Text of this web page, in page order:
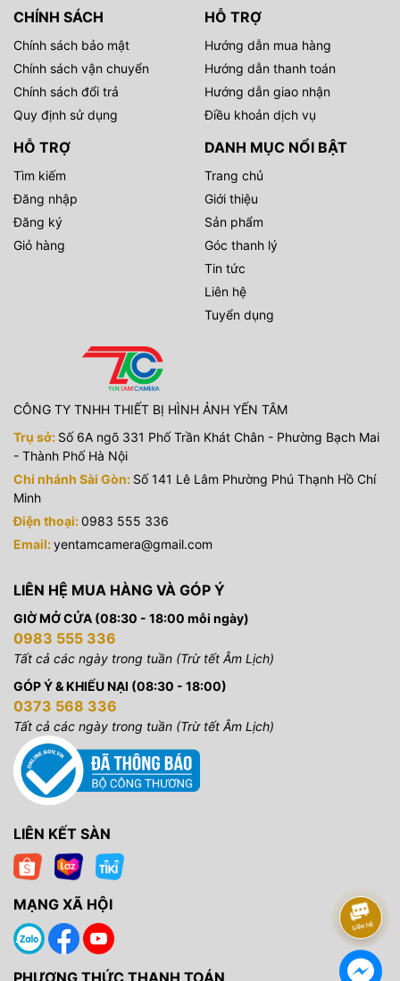
Máy cũng có thể quay Full HD 1080p lên tới 120 khung hình
/ giây và cả hai độ phân giải đều sử dụng định dạng XAVC S
100 Mbps với chất lượng 4: 2: 0. Thân máy được trang bị
các cổng 3.5mm, headphone , HDMI hỗ trợ quay video và
Pin trên Sony A6600
Máy sử dụng Pin lithium-ion mới NP-FZ100 được đánh giá
cho khoảng 810 ảnh mỗi lần sạc khi chụp qua màn hình LCD
hoặc 720 ảnh khi dùng kính ngắm EVF. Gần gấp đôi so với
các thế hệ trước, đây là một sự cải tiến được Sony nhấn
mạnh trên A6600.
CHÍNH SÁCH
Chính sách bảo mật
Chính sách vận chuyển
Chính sách đổi trả
Quy định sử dụng
HỖ TRỢ
Hướng dẫn mua hàng
Hướng dẫn thanh toán
Hướng dẫn giao nhận
Điều khoản dịch vụ
HỖ TRỢ
Tìm kiếm
Đăng nhập
Đăng ký
Giỏ hàng
DANH MỤC NỔI BẬT
Trang chủ
Giới thiệu
Sản phẩm
Góc thanh lý
Tin tức
Liên hệ
Tuyển dụng
CÔNG TY TNHH THIẾT BỊ HÌNH ẢNH YẾN TÂM
Trụ sở: Số 6A ngõ 331 Phố Trần Khát Chân - Phường Bạch Mai
- Thành Phố Hà Nội
Chi nhánh Sài Gòn: Số 141 Lê Lâm Phường Phú Thạnh Hồ Chí
Minh
Điện thoại:0983 555 336
Email:yentamcamera@gmail.com
LIÊN HỆ MUA HÀNG VÀ GÓP Ý
GIỜ MỞ CỬA (08:30 - 18:00 mỗi ngày)
0983 555 336
Tất cả các ngày trong tuần (Trừ tết Âm Lịch)
GÓP Ý & KHIẾU NẠI (08:30 - 18:00)
0373 568 336
Tất cả các ngày trong tuần (Trừ tết Âm Lịch)
LIÊN KẾT SÀN
MẠNG XÃ HỘI
PHƯƠNG THỨC THANH TOÁN